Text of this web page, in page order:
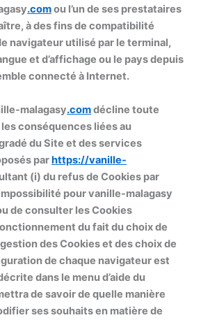
.comou l’un de ses prestataires
à des fins de compatibilité
navigateur utilisé par le terminal,
et d’affichage ou le pays depuis
connecté à Internet.
malagasy.comdécline toute
conséquences liées au
du Site et des services
parhttps://vanille-
(i) du refus de Cookies par
pour vanille-malagasy
de consulter les Cookies
du fait du choix de
des Cookies et des choix de
de chaque navigateur est
dans le menu d’aide du
de savoir de quelle manière
ses souhaits en matière de